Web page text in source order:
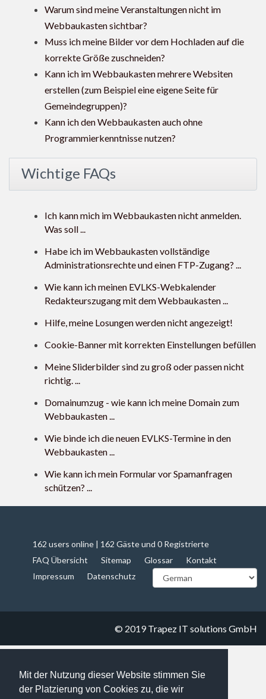
Mit der Nutzung dieser Website stimmen Sie
der Platzierung von Cookies zu, die wir
Warum sind meine Veranstaltungen nicht im
Webbaukasten sichtbar?
Muss ich meine Bilder vor dem Hochladen auf die
korrekte Größe zuschneiden?
Kann ich im Webbaukasten mehrere Websiten
erstellen (zum Beispiel eine eigene Seite für
Gemeindegruppen)?
Kann ich den Webbaukasten auch ohne
Programmierkenntnisse nutzen?
Wichtige FAQs
Ich kann mich im Webbaukasten nicht anmelden.
Was soll ...
Habe ich im Webbaukasten vollständige
Administrationsrechte und einen FTP-Zugang? ...
Wie kann ich meinen EVLKS-Webkalender
Redakteurszugang mit dem Webbaukasten ...
Hilfe, meine Losungen werden nicht angezeigt!
Cookie-Banner mit korrekten Einstellungen befüllen
Meine Sliderbilder sind zu groß oder passen nicht
richtig. ...
Domainumzug - wie kann ich meine Domain zum
Webbaukasten ...
Wie binde ich die neuen EVLKS-Termine in den
Webbaukasten ...
Wie kann ich mein Formular vor Spamanfragen
schützen? ...
162 users online | 162 Gäste und 0 Registrierte
FAQ Übersicht
Sitemap Glossar
Kontakt
Impressum
Datenschutz
© 2019Trapez IT solutions GmbH